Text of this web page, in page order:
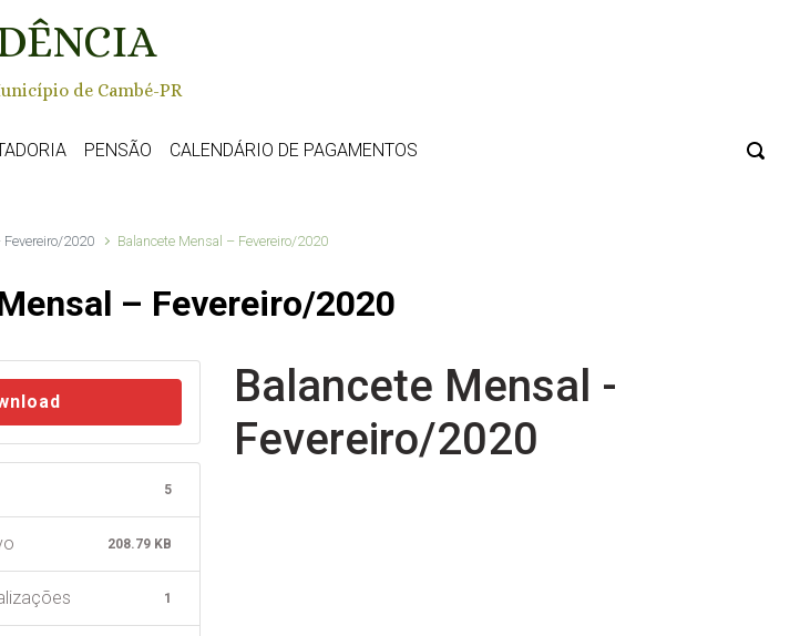
de Cambé-PR
PENSÃO CALENDÁRIO DE PAGAMENTOS
Fevereiro/2020 Balancete Mensal – Fevereiro/2020
– Fevereiro/2020
5
208.79 KB
1
Balancete Mensal -
Fevereiro/2020